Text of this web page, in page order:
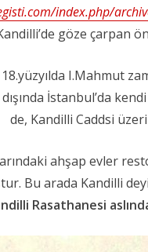
index.php/
göze çarpan
I.Mahmut
İstanbul’da
de, Kandilli Caddsi
ahşap evler
Bu arada Kandilli
Rasathanesi